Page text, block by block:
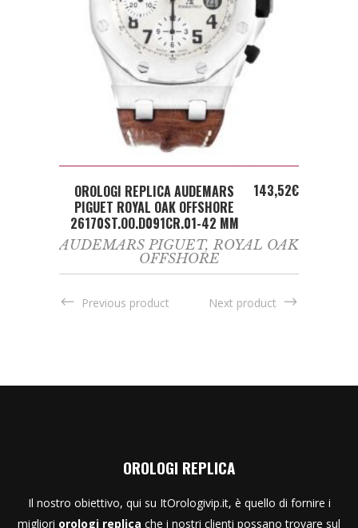
ADD TO CART
OROLOGI REPLICA AUDEMARS
PIGUET ROYAL OAK OFFSHORE
26170ST.OO.D091CR.01-42 MM
143,52€
AUDEMARS PIGUET, ROYAL OAK
OFFSHORE
Previous product Next product
OROLOGI REPLICA
Il nostro obiettivo, qui su ItOrologivip.it, è quello di fornire i
migliori orologi replica che i nostri clienti possano trovare sul